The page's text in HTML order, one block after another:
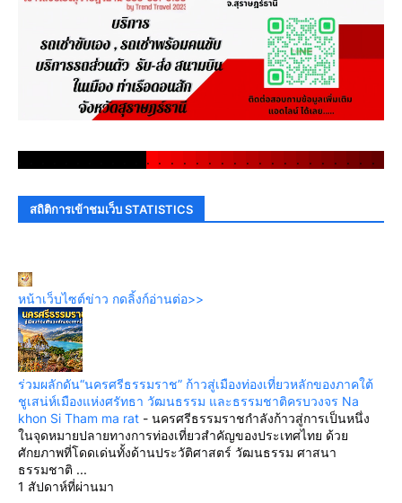
. . . . . . . . . . . . . . . . . . .
สถิติการเข้าชมเว็บ STATISTICS
หน้าเว็บไซต์ข่าว กดลิ้งก์อ่านต่อ>>
ร่วมผลักดัน“นครศรีธรรมราช” ก้าวสู่เมืองท่องเที่ยวหลักของภาคใต้
ชูเสน่ห์เมืองแห่งศรัทธา วัฒนธรรม และธรรมชาติครบวงจร Na
khon Si Tham ma rat - นครศรีธรรมราชกำลังก้าวสู่การเป็นหนึ่ง
ในจุดหมายปลายทางการท่องเที่ยวสำคัญของประเทศไทย ด้วย
ศักยภาพที่โดดเด่นทั้งด้านประวัติศาสตร์ วัฒนธรรม ศาสนา
ธรรมชาติ ...
1 สัปดาห์ที่ผ่านมา